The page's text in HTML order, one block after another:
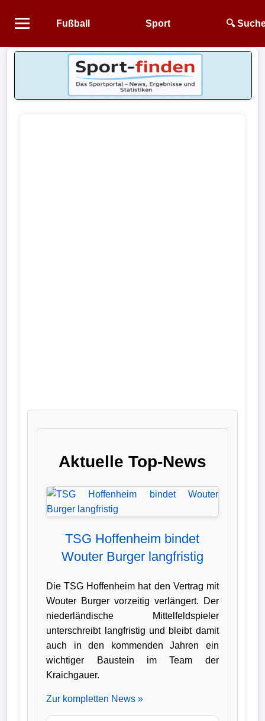
Fußball Sport 🔍
Startseite
Nationalmannschaft
Vereinsnews
Verletzungspech
Frauenfußball
Sportnews
eSports
Aktuelle Top-News
TSG Hoffenheim bindet
Wouter Burger langfristig
Die TSG Hoffenheim hat den Vertrag mit
Wouter Burger vorzeitig verlängert. Der
niederländische Mittelfeldspieler
unterschreibt langfristig und bleibt damit
auch in den kommenden Jahren ein
wichtiger Baustein im Team der
Kraichgauer.
Zur kompletten News »